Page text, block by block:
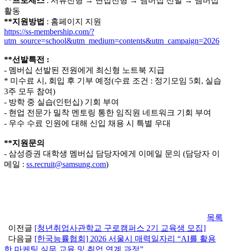
활동
**지원방법 : 홈페이지 지원
https://ss-membership.com/?
utm_source=school&utm_medium=contents&utm_campaign=2026
**선발특전 :
- 멤버십 선발된 전원에게 최신형 노트북 지급
* 미수료 시, 회입 후 기부 예정(수료 조건 : 정기모임 5회, 실습
3주 모두 참여)
- 방학 중 실습(인턴십) 기회 부여
- 현업 전문가 밀착 멘토링 통한 임직원 네트워크 기회 부여
- 우수 수료 인원에 대해 신입 채용 시 특별 우대
**지원문의
- 삼성증권 대학생 멤버십 담당자에게 이메일 문의 (담당자 이
메일 : ss.recruit@samsung.com)
목록
이전글 [청년취업사관학교 구로캠퍼스 2기 교육생 모집]
다음글 [한국능률협회] 2026 서울시 매력일자리 “AI를 활용